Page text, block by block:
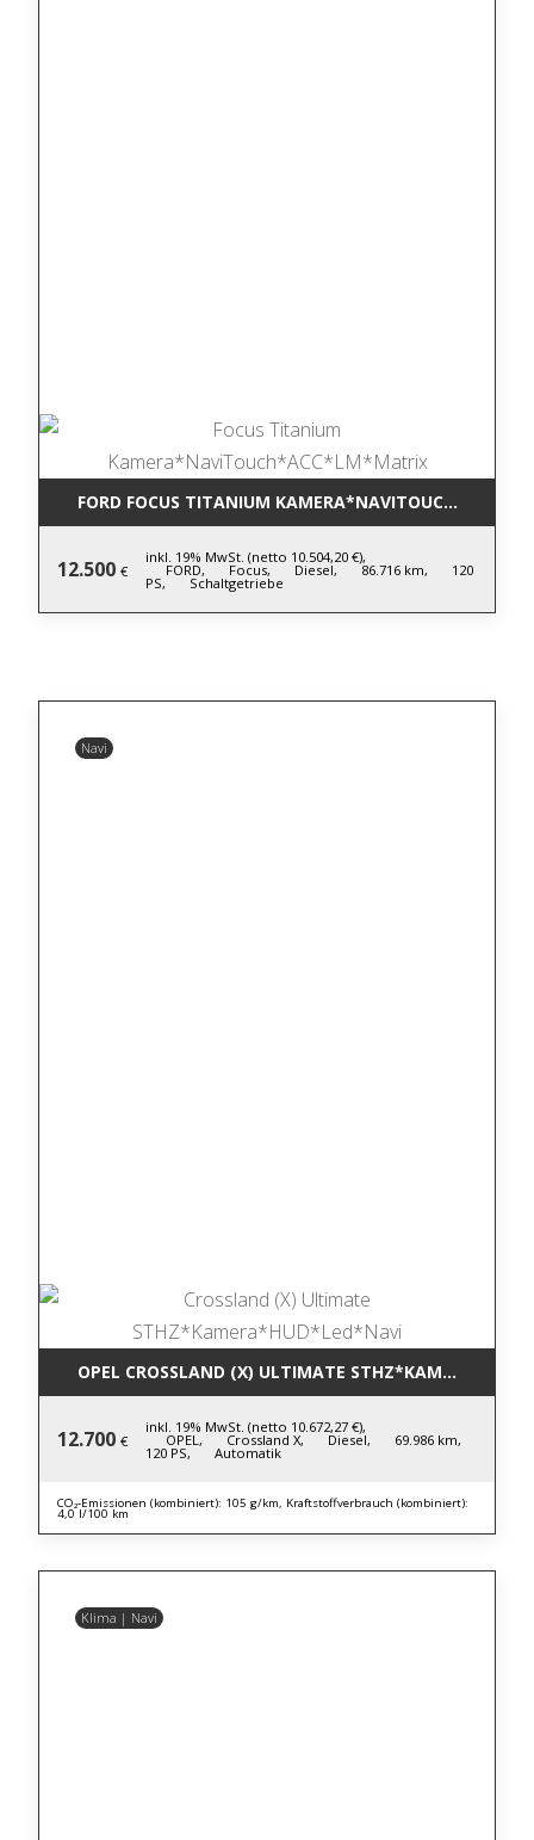
FORD FOCUS TITANIUM
12.500 €
inkl. 19% MwSt. (netto 10.504,20 €),
FORD, Focus, Diesel, 86.716 km, 120
PS, Schaltgetriebe
Navi
OPEL CROSSLAND (X) ULTIMATE
12.700 €
inkl. 19% MwSt. (netto 10.672,27 €),
OPEL, Crossland X, Diesel, 69.986 km,
120 PS, Automatik
CO₂-Emissionen (kombiniert): 105 g/km, Kraftstoffverbrauch (kombiniert):
4,0 l/100 km
Klima | Navi